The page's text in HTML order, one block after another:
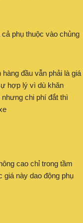
phụ thuộc vào chủng
đầu vẫn phải là giá
hợp lý vì dù khăn
chi phí đắt thì
cao chỉ trong tầm
giá này dao động phụ